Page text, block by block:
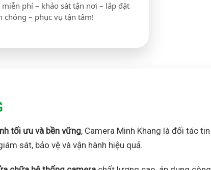
phí – khảo sát tận nơi – lắp đặt
chóng – phục vụ tận tâm!
tối ưu và bền vững, Camera Minh Khang là đối tác tin
sát, bảo vệ và vận hành hiệu quả.